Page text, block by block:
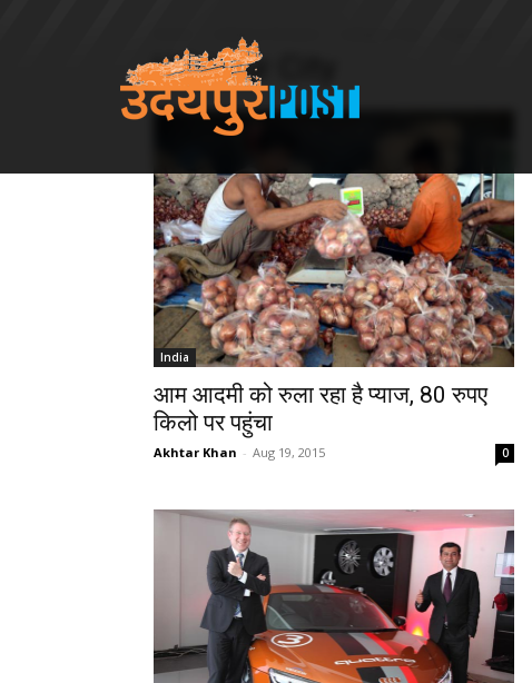
Udaipur Division
Udaipur City
India
आम आदमी को रुला रहा है प्याज, 80 रुपए
किलो पर पहुंचा
Akhtar Khan - Aug 19, 2015 0